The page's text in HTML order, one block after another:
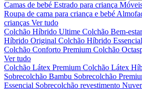
Camas de bebé Estrado para criança
Roupa de cama para criança e bebé
crianças Ver tudo
Colchão Híbrido Ultime Colchão Bem-
Híbrido Original Colchão Híbrido Essencial
Colchão Conforto Premium Colchão
Ver tudo
Colchão Látex Premium Colchão Látex
Sobrecolchão Bambu Sobrecolchão
Essencial Sobrecolchão revestimento